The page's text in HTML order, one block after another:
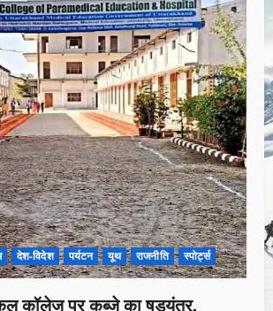
देश-विदेश पर्यटन यूथ राजनीति स्पोर्ट्स
कॉलेज पर कब्जे का षड्यंत्र,